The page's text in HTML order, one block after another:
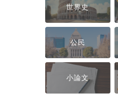
世界史
公民
小論文